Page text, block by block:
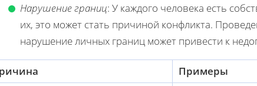
Нарушение границ: У каждого человека есть
их, это может стать причиной конфликта.
нарушение личных границ может привести к
Примеры